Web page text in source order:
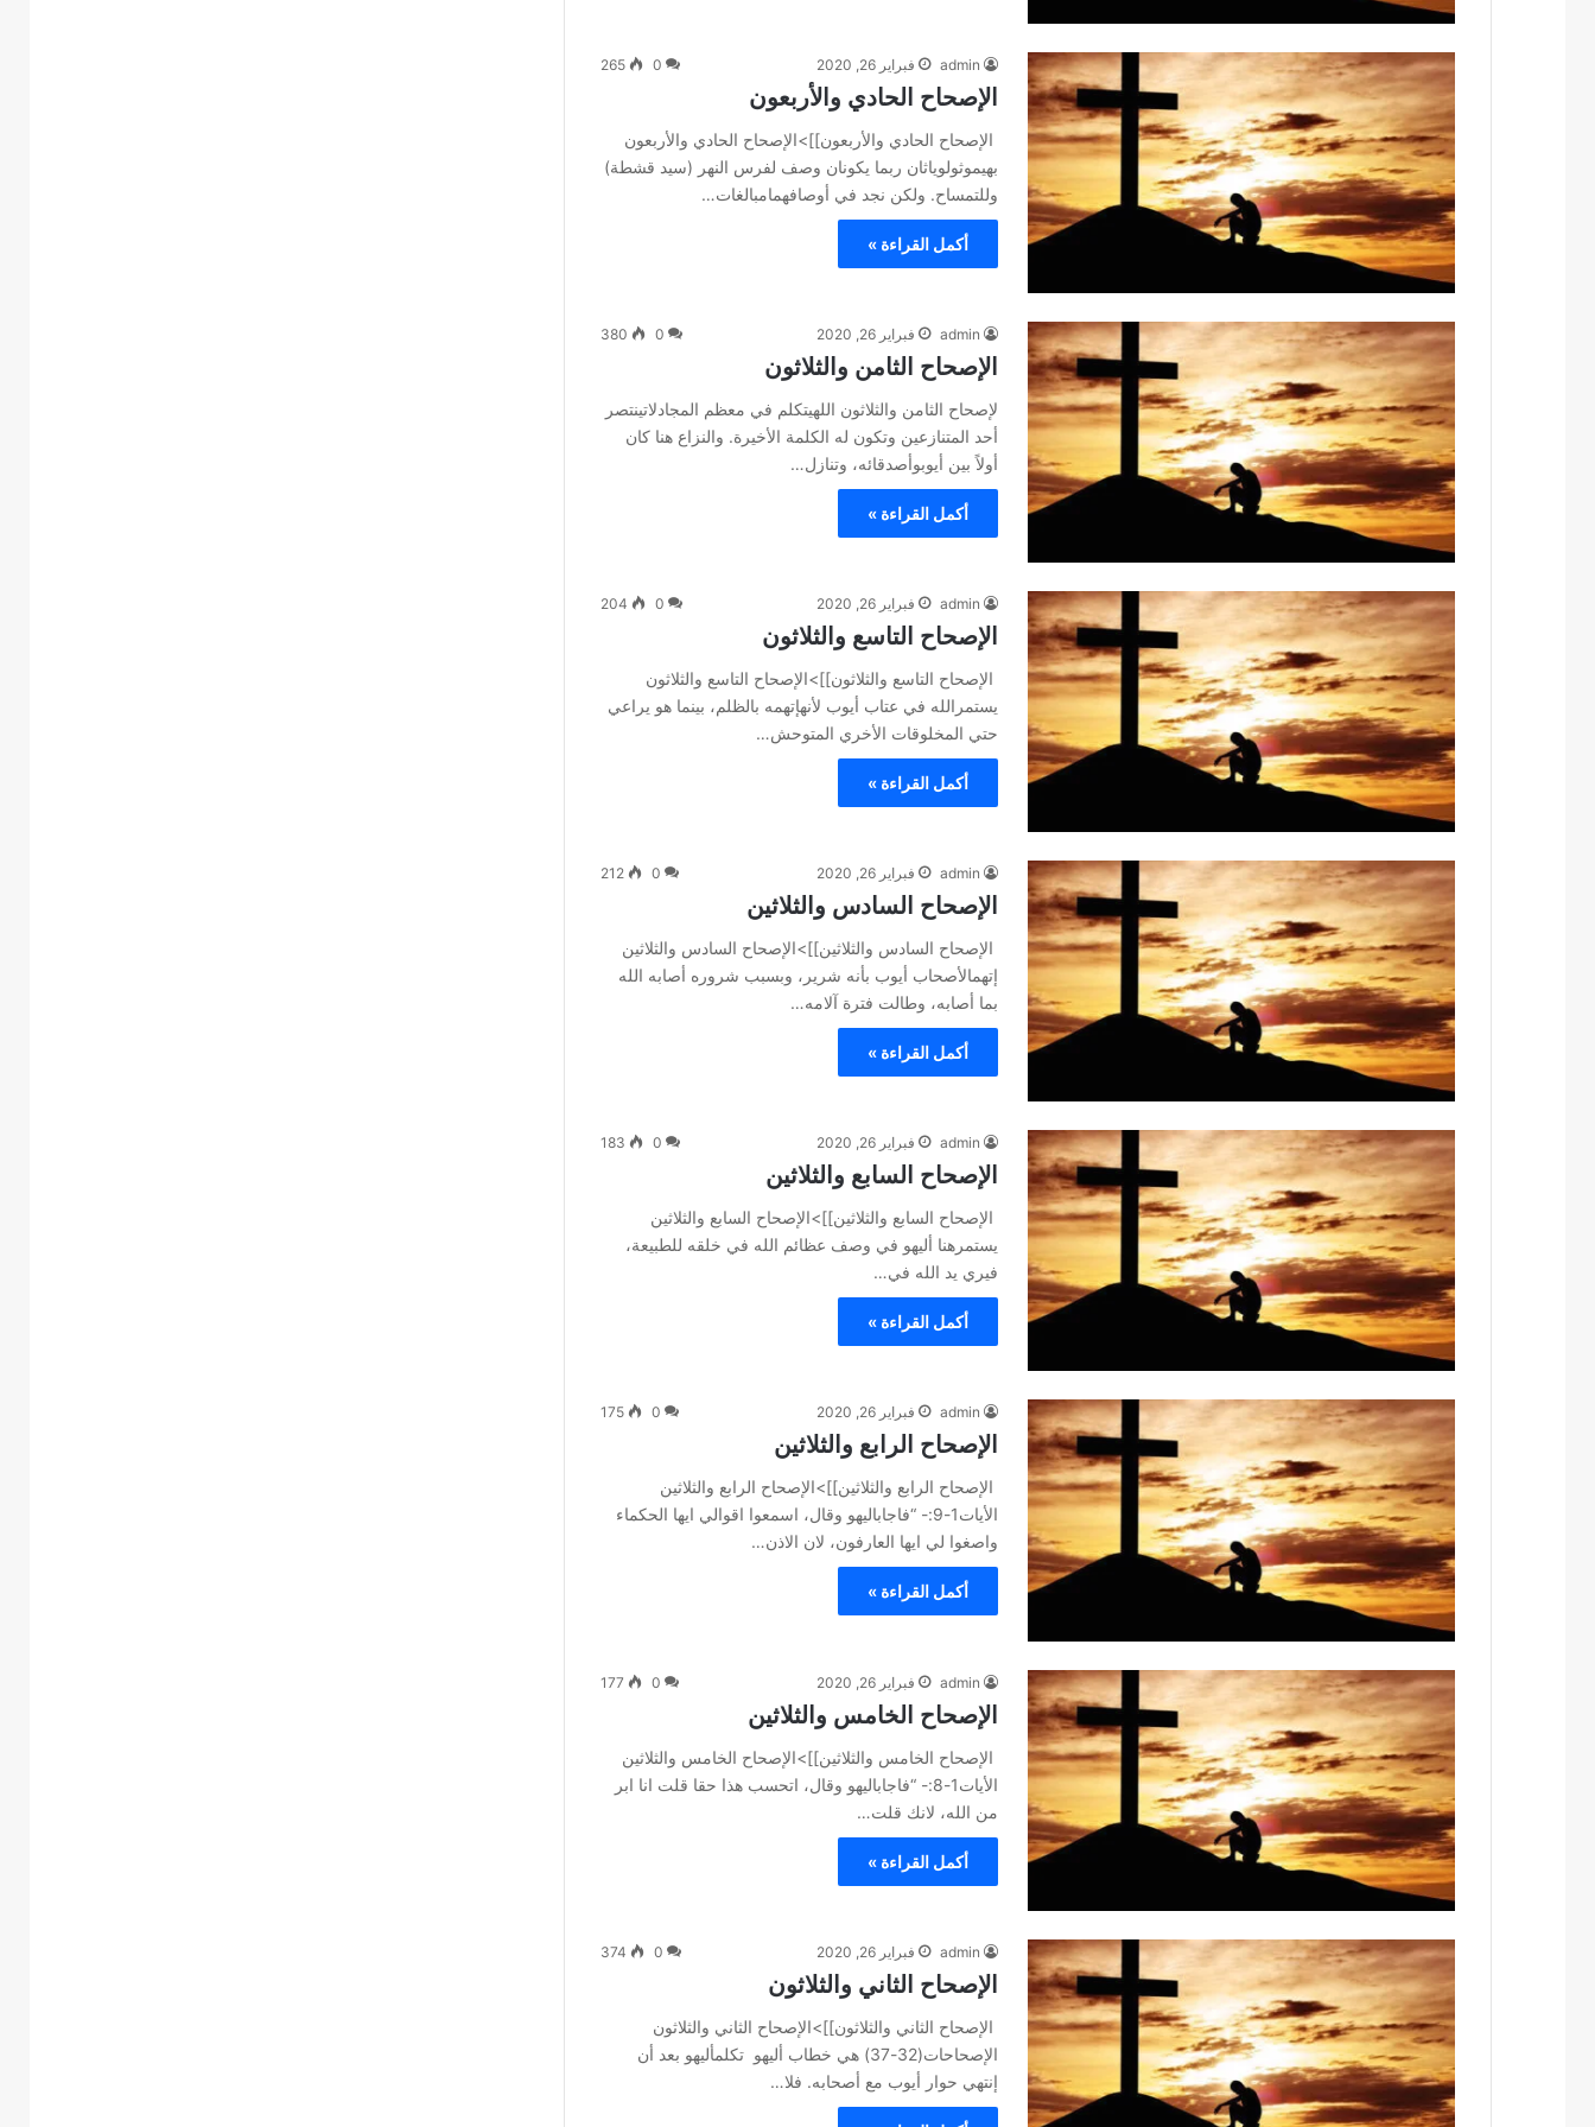
admin فبراير 26, 2020 0
265
الإصحاح الحادي والأربعون
الإصحاح الحادي والأربعون]]>الإصحاح الحادي والأربعون
بهيموثولوياثان ربما يكونان وصف لفرس النهر (سيد قشطة)
وللتمساح. ولكن نجد في أوصافهمامبالغات…
أكمل القراءة »
admin فبراير 26, 2020 0
380
الإصحاح الثامن والثلاثون
لإصحاح الثامن والثلاثون اللهيتكلم في معظم المجادلاتينتصر
أحد المتنازعين وتكون له الكلمة الأخيرة. والنزاع هنا كان
أولاً بين أيوبوأصدقائه، وتنازل…
أكمل القراءة »
admin فبراير 26, 2020 0
204
الإصحاح التاسع والثلاثون
الإصحاح التاسع والثلاثون]]>الإصحاح التاسع والثلاثون
يستمرالله في عتاب أيوب لأنهإتهمه بالظلم، بينما هو يراعي
حتي المخلوقات الأخري المتوحش…
أكمل القراءة »
admin فبراير 26, 2020 0
212
الإصحاح السادس والثلاثين
الإصحاح السادس والثلاثين]]>الإصحاح السادس والثلاثين
إتهمالأصحاب أيوب بأنه شرير، وبسبب شروره أصابه الله
بما أصابه، وطالت فترة آلامه…
أكمل القراءة »
admin فبراير 26, 2020 0
183
الإصحاح السابع والثلاثين
الإصحاح السابع والثلاثين]]>الإصحاح السابع والثلاثين
يستمرهنا أليهو في وصف عظائم الله في خلقه للطبيعة،
فيري يد الله في…
أكمل القراءة »
admin فبراير 26, 2020 0
175
الإصحاح الرابع والثلاثين
الإصحاح الرابع والثلاثين]]>الإصحاح الرابع والثلاثين
الأيات1-9:- “فاجاباليهو وقال، اسمعوا اقوالي ايها الحكماء
واصغوا لي ايها العارفون، لان الاذن…
أكمل القراءة »
admin فبراير 26, 2020 0
177
الإصحاح الخامس والثلاثين
الإصحاح الخامس والثلاثين]]>الإصحاح الخامس والثلاثين
الأيات1-8:- “فاجاباليهو وقال، اتحسب هذا حقا قلت انا ابر
من الله، لانك قلت…
أكمل القراءة »
admin فبراير 26, 2020 0
374
الإصحاح الثاني والثلاثون
الإصحاح الثاني والثلاثون]]>الإصحاح الثاني والثلاثون
الإصحاحات(32-37) هي خطاب أليهو تكلمأليهو بعد أن
إنتهي حوار أيوب مع أصحابه. فلا…